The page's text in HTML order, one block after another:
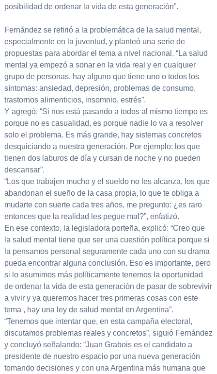
posibilidad de ordenar la vida de esta generación”.
Fernández se refirió a la problemática de la salud mental,
especialmente en la juventud, y planteó una serie de
propuestas para abordar el tema a nivel nacional. “La salud
mental ya empezó a sonar en la vida real y en cualquier
grupo de personas, hay alguno que tiene uno o todos los
síntomas: ansiedad, depresión, problemas de consumo,
trastornos alimenticios, insomnio, estrés”.
Y agregó: “Si nos está pasando a todos al mismo tiempo es
porque no es casualidad, es porque nadie lo va a resolver
solo el problema. Es más grande, hay sistemas concretos
desquiciando a nuestra generación. Por ejemplo: los que
tienen dos laburos de día y cursan de noche y no pueden
descansar”.
“Los que trabajen mucho y el sueldo no les alcanza, los que
abandonan el sueño de la casa propia, lo que te obliga a
mudarte con suerte cada tres años, me pregunto: ¿es raro
entonces que la realidad les pegue mal?”, enfatizó.
En ese contexto, la legisladora porteña, explicó: “Creo que
la salud mental tiene que ser una cuestión política porque si
la pensamos personal seguramente cada uno con su drama
pueda encontrar alguna conclusión. Eso es importante, pero
si lo asumimos más políticamente tenemos la oportunidad
de ordenar la vida de esta generación de pasar de sobrevivir
a vivir y ya queremos hacer tres primeras cosas con este
tema , hay una ley de salud mental en Argentina”.
“Tenemos que intentar que, en esta campaña electoral,
discutamos problemas reales y concretos”, siguió Fernández
y concluyó señalando: “Juan Grabois es el candidato a
presidente de nuestro espacio por una nueva generación
tomando decisiones y con una Argentina más humana que